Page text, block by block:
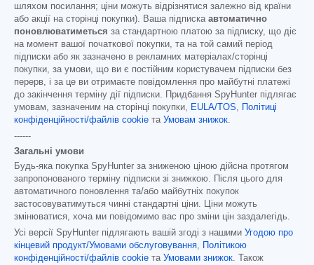
шляхом посилання; ціни можуть відрізнятися залежно від країни
або акції на сторінці покупки). Ваша підписка автоматично
поновлюватиметься за стандартною платою за підписку, що діє
на момент вашої початкової покупки, та на той самий період
підписки або як зазначено в рекламних матеріалах/сторінці
покупки, за умови, що ви є постійним користувачем підписки без
перерв, і за це ви отримаєте повідомлення про майбутні платежі
до закінчення терміну дії підписки. Придбання SpyHunter підлягає
умовам, зазначеним на сторінці покупки, EULA/TOS,
Політиці
конфіденційності/файлів cookie та Умовам знижок.
------
Загальні умови
Будь-яка покупка SpyHunter за зниженою ціною дійсна протягом
запропонованого терміну підписки зі знижкою. Після цього для
автоматичного поновлення та/або майбутніх покупок
застосовуватимуться чинні стандартні ціни. Ціни можуть
змінюватися, хоча ми повідомимо вас про зміни цін заздалегідь.
Усі версії SpyHunter підлягають вашій згоді з нашими Угодою про
кінцевий продукт/Умовами обслуговування,
Політикою
конфіденційності/файлів cookie та Умовами знижок. Також